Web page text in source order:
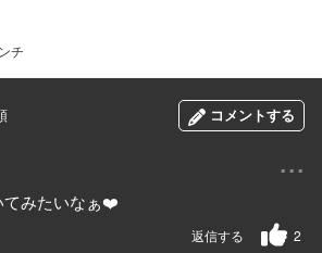
チ
コメントする
...
てみたいなぁ❤️
2
返信する